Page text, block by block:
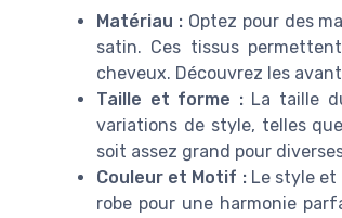
Matériau :Optez pour des
satin. Ces tissus
cheveux. Découvrez les
Taille et forme :La taille
variations de style, telles
soit assez grand pour
Couleur et Motif :Le style et
robe pour une harmonie